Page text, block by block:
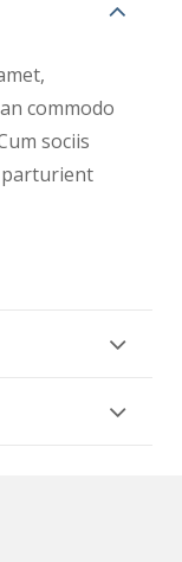
commodo
sociis
parturient